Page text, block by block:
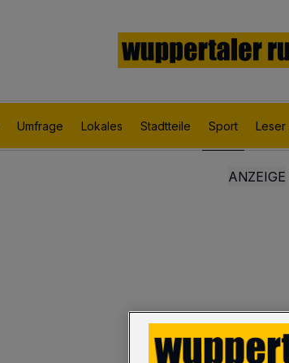
Umfrage Lokales Stadtteile Sport Leser